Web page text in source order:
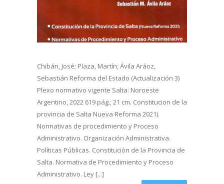
Chibán, José; Plaza, Martín; Ávila Aráoz,
Sebastián Reforma del Estado (Actualización 3)
Plexo normativo vigente Salta: Noroeste
Argentino, 2022 619 pág.; 21 cm. Constitucion de la
provincia de Salta Nueva Reforma 2021).
Normativas de procedimiento y Proceso
Administrativo. Organización Administrativa.
Políticas Públicas. Constitución de la Provincia de
Salta. Normativa de Procedimiento y Proceso
Administrativo. Ley [...]